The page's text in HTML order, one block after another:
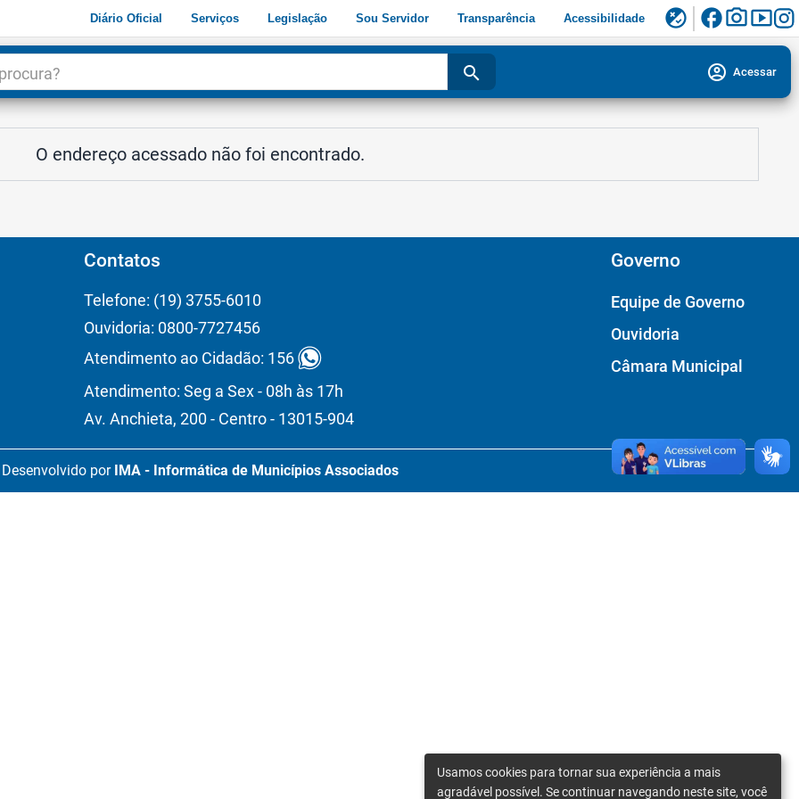
Diário Oficial Serviços Legislação Sou Servidor Transparência Acessibilidade flaky facebookphoto_camerasmart_display
search account_circle Acessar
O endereço acessado não foi encontrado.
Contatos
Telefone: (19) 3755-6010
Ouvidoria: 0800-7727456
Atendimento ao Cidadão: 156
Atendimento: Seg a Sex - 08h às 17h
Av. Anchieta, 200 - Centro - 13015-904
Governo
Equipe de Governo
Ouvidoria
Câmara Municipal
Desenvolvido por IMA - Informática de Municípios Associados
Usamos cookies para tornar sua experiência a mais
agradável possível. Se continuar navegando neste site, você